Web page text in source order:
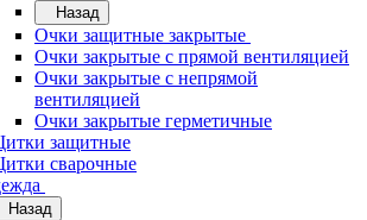
Назад
Очки защитные закрытые
Очки закрытые с прямой вентиляцией
Очки закрытые с непрямой
вентиляцией
Очки закрытые герметичные
защитные
сварочные
Назад